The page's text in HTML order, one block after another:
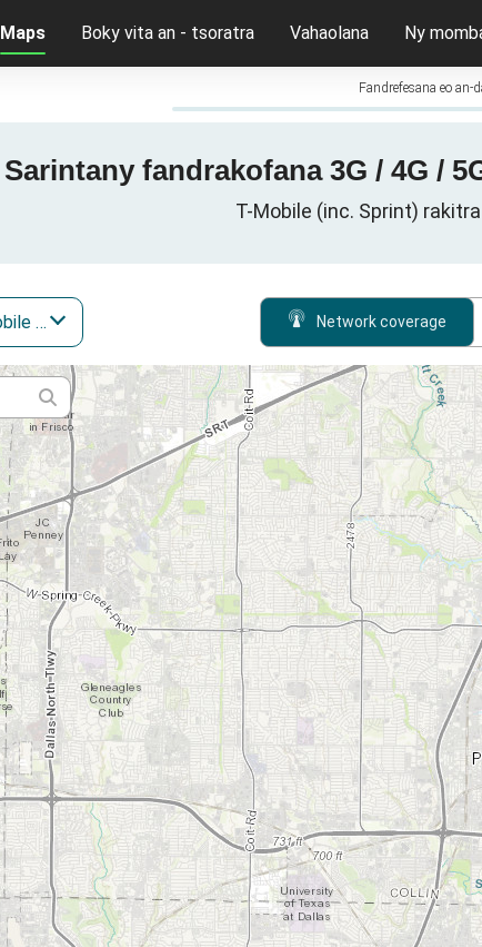
Maps Boky vita an - tsoratra Vahaolana Ny
Fandrefesana eo an-
Sarintany fandrakofana 3G / 4G /
T-Mobile (inc. Sprint)
T-Mobile (inc. Sprint) Network coverage